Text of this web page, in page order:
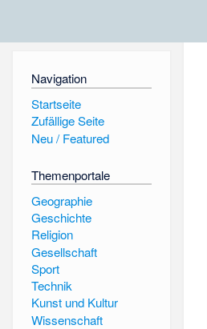
Navigation
Startseite
Zufällige Seite
Neu / Featured
Themenportale
Geographie
Geschichte
Religion
Gesellschaft
Sport
Technik
Kunst und Kultur
Wissenschaft